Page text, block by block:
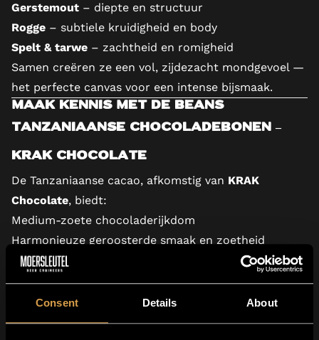
Consent Details About
Gerstemout – diepte en structuur
Rogge – subtiele kruidigheid en body
Spelt & tarwe – zachtheid en romigheid
Samen creëren ze een vol, zijdezacht mondgevoel —
het perfecte canvas voor een intense bijsmaak.
Maak kennis met de Beans
Tanzaniaanse chocoladebonen –
KRAK Chocolate
De Tanzaniaanse cacao, afkomstig van KRAK
Chocolate, biedt:
Medium-zoete chocoladerijkdom
Harmonieuze geroosterde smaak en zoetheid
Noten van karamel en cacao
van het bier.
Koffiebonen – Essentieel &